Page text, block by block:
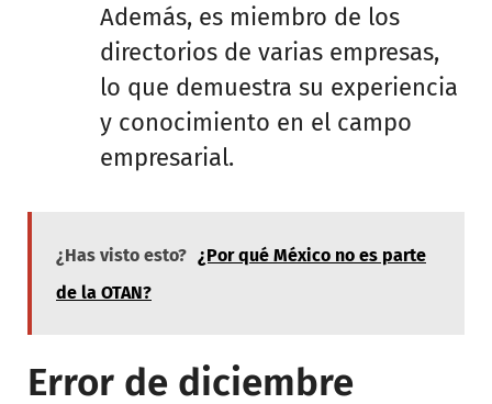
Además, es miembro de los
directorios de varias empresas,
lo que demuestra su experiencia
y conocimiento en el campo
empresarial.
¿Has visto esto? ¿Por qué México no es parte
de la OTAN?
Error de diciembre